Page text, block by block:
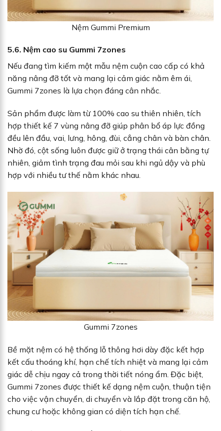
Nệm Gummi Premium
5.6. Nệm cao su Gummi 7zones
Nếu đang tìm kiếm một mẫu nệm cuộn cao cấp có khả
năng nâng đỡ tốt và mang lại cảm giác nằm êm ái,
Gummi 7zones là lựa chọn đáng cân nhắc.
Sản phẩm được làm từ 100% cao su thiên nhiên, tích
hợp thiết kế 7 vùng nâng đỡ giúp phân bổ áp lực đồng
đều lên đầu, vai, lưng, hông, đùi, cẳng chân và bàn chân.
Nhờ đó, cột sống luôn được giữ ở trạng thái cân bằng tự
nhiên, giảm tình trạng đau mỏi sau khi ngủ dậy và phù
hợp với nhiều tư thế nằm khác nhau.
Gummi 7zones
Bề mặt nệm có hệ thống lỗ thông hơi dày đặc kết hợp
kết cấu thoáng khí, hạn chế tích nhiệt và mang lại cảm
giác dễ chịu ngay cả trong thời tiết nóng ẩm. Đặc biệt,
Gummi 7zones được thiết kế dạng nệm cuộn, thuận tiện
cho việc vận chuyển, di chuyển và lắp đặt trong căn hộ,
chung cư hoặc không gian có diện tích hạn chế.